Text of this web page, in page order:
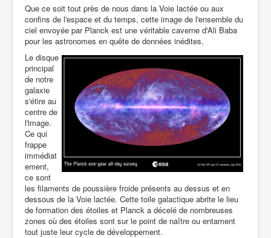
Que ce soit tout près de nous dans la Voie lactée ou aux
confins de l'espace et du temps, cette image de l'ensemble du
ciel envoyée par Planck est une véritable caverne d'Ali Baba
pour les astronomes en quête de données inédites.
Le disque
principal
de notre
galaxie
s'étire au
centre de
l'image.
Ce qui
frappe
immédiat
ement,
ce sont
les filaments de poussière froide présents au dessus et en
dessous de la Voie lactée. Cette toile galactique abrite le lieu
de formation des étoiles et Planck a décelé de nombreuses
zones où des étoiles sont sur le point de naître ou entament
tout juste leur cycle de développement.